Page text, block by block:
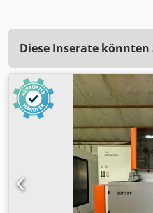
Diese Inserate